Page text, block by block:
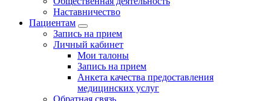
Наставничество
Пациентам
Запись на прием
Личный кабинет
Мои талоны
Запись на прием
Анкета качества предоставления
медицинских услуг
Обратная связь